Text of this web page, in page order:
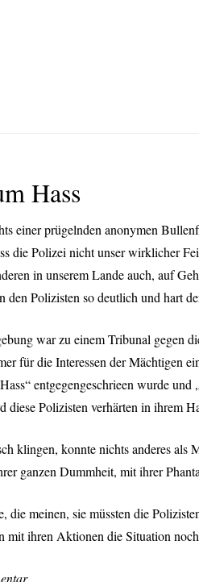
Hass
einer prügelnden anonymen
die Polizei nicht unser wirklicher
in unserem Lande auch, auf
Polizisten so deutlich und hart
war zu einem Tribunal gegen
für die Interessen der Mächtigen
entgegengeschrieen wurde
diese Polizisten verhärten in ihrem
klingen, konnte nichts anderes
ganzen Dummheit, mit ihrer
die meinen, sie müssten die
mit ihren Aktionen die Situation